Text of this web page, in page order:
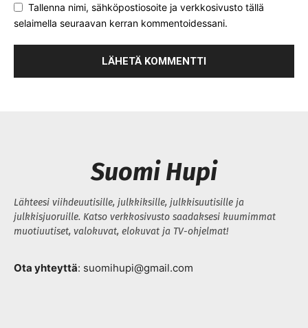
Tallenna nimi, sähköpostiosoite ja verkkosivusto tällä
selaimella seuraavan kerran kommentoidessani.
Suomi Hupi
Lähteesi viihdeuutisille, julkkiksille, julkkisuutisille ja
julkkisjuoruille. Katso verkkosivusto saadaksesi kuumimmat
muotiuutiset, valokuvat, elokuvat ja TV-ohjelmat!
Ota yhteyttä: suomihupi@gmail.com